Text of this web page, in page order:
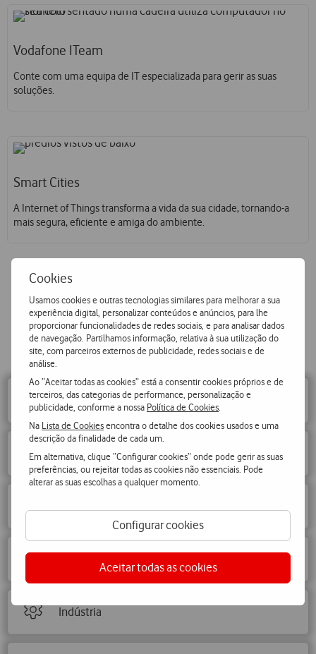
Cookies
Usamos cookies e outras tecnologias similares para melhorar a sua
experiência digital, personalizar conteúdos e anúncios, para lhe
proporcionar funcionalidades de redes sociais, e para analisar dados
de navegação. Partilhamos informação, relativa à sua utilização do
site, com parceiros externos de publicidade, redes sociais e de
análise.
Ao “Aceitar todas as cookies” está a consentir cookies próprios e de
terceiros, das categorias de performance, personalização e
publicidade, conforme a nossa Política de Cookies
Na Lista de Cookiesencontra o detalhe dos cookies usados e uma
descrição da finalidade de cada um.
Em alternativa, clique “Configurar cookies” onde pode gerir as suas
preferências, ou rejeitar todas as cookies não essenciais. Pode
alterar as suas escolhas a qualquer momento.
Configurar cookies
Aceitar todas as cookies
Vodafone ITeam
Conte com uma equipa de IT especializada para gerir as suas
soluções.
Smart Cities
A Internet of Things transforma a vida da sua cidade, tornando-a
mais segura, eficiente e amiga do ambiente.
Temos soluções para o seu setor
Saúde
Educação
Indústria